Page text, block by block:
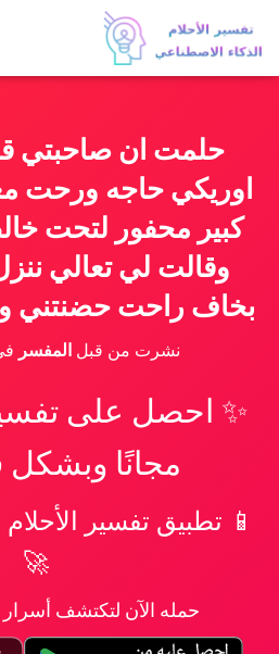
حلمت ان صاحبتي
اوريكي حاجه ورحت
كبير محفور لتحت
وقالت لي تعالي
بخاف راحت حضنتني
نشرت من قبل المفسر
✨ احصل على
مجانًا
🚀
حمله الآن لتكتشف